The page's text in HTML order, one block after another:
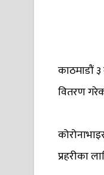
काठमाडौं
वितरण
प्रहरीका